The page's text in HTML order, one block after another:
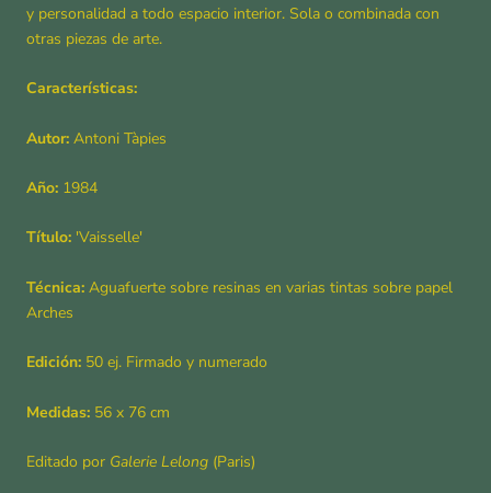
y personalidad a todo espacio interior. Sola o combinada con
otras piezas de arte.
Características:
Autor: Antoni Tàpies
Año: 1984
Título: 'Vaisselle'
Técnica: Aguafuerte sobre resinas en varias tintas sobre papel
Arches
Edición: 50 ej. Firmado y numerado
Medidas: 56 x 76 cm
Editado por Galerie Lelong (Paris)